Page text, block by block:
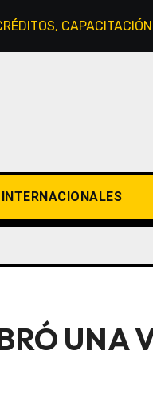
CAPACITACIÓN
UNA